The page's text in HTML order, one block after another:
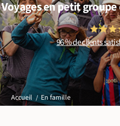
Voyages en petit
96 % de clients
Accueil En famille